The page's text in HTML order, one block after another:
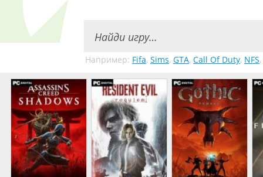
Например: Fifa, Sims, GTA, Call Of Duty, NFS,